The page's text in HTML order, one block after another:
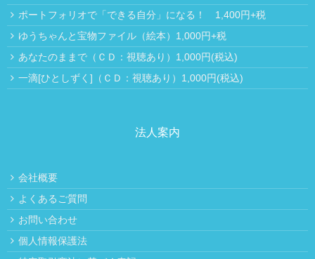
ポートフォリオで「できる自分」になる！ 1,400円+税
ゆうちゃんと宝物ファイル（絵本）1,000円+税
あなたのままで（ＣＤ：視聴あり）1,000円(税込)
一滴[ひとしずく]（ＣＤ：視聴あり）1,000円(税込)
法人案内
会社概要
よくあるご質問
お問い合わせ
個人情報保護法